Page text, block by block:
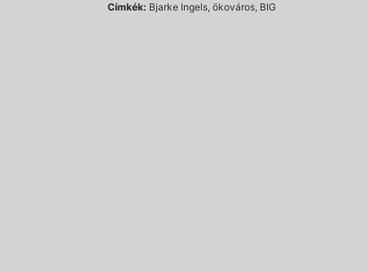
Címkék: Bjarke Ingels, ökováros, BIG